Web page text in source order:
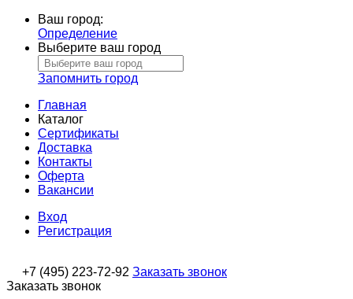
Ваш город:
Определение
Выберите ваш город
Запомнить город
Главная
Каталог
Сертификаты
Доставка
Контакты
Оферта
Вакансии
Вход
Регистрация
+7 (495) 223-72-92 Заказать звонок
Заказать звонок